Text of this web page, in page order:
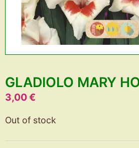
GLADIOLO MARY
3,00€
Out of stock